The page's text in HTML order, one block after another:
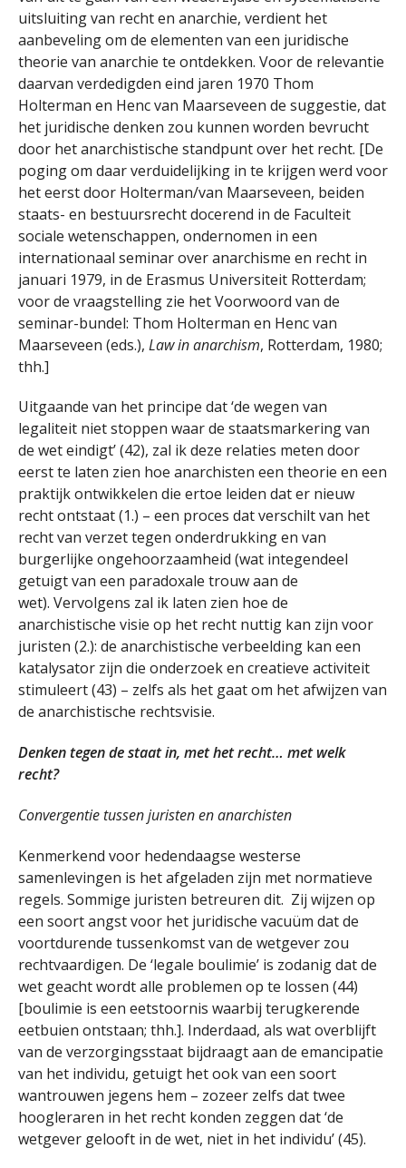
uitsluiting van recht en anarchie, verdient het
aanbeveling om de elementen van een juridische
theorie van anarchie te ontdekken. Voor de relevantie
daarvan verdedigden eind jaren 1970 Thom
Holterman en Henc van Maarseveen de suggestie, dat
het juridische denken zou kunnen worden bevrucht
door het anarchistische standpunt over het recht. [De
poging om daar verduidelijking in te krijgen werd voor
het eerst door Holterman/van Maarseveen, beiden
staats- en bestuursrecht docerend in de Faculteit
sociale wetenschappen, ondernomen in een
internationaal seminar over anarchisme en recht in
januari 1979, in de Erasmus Universiteit Rotterdam;
voor de vraagstelling zie het Voorwoord van de
seminar-bundel: Thom Holterman en Henc van
Maarseveen (eds.), Law in anarchism, Rotterdam, 1980;
thh.]
Uitgaande van het principe dat ‘de wegen van
legaliteit niet stoppen waar de staatsmarkering van
de wet eindigt’ (42), zal ik deze relaties meten door
eerst te laten zien hoe anarchisten een theorie en een
praktijk ontwikkelen die ertoe leiden dat er nieuw
recht ontstaat (1.) – een proces dat verschilt van het
recht van verzet tegen onderdrukking en van
burgerlijke ongehoorzaamheid (wat integendeel
getuigt van een paradoxale trouw aan de
wet). Vervolgens zal ik laten zien hoe de
anarchistische visie op het recht nuttig kan zijn voor
juristen (2.): de anarchistische verbeelding kan een
katalysator zijn die onderzoek en creatieve activiteit
stimuleert (43) – zelfs als het gaat om het afwijzen van
de anarchistische rechtsvisie.
Denken tegen de staat in, met het recht… met welk
recht?
Convergentie tussen juristen en anarchisten
Kenmerkend voor hedendaagse westerse
samenlevingen is het afgeladen zijn met normatieve
regels. Sommige juristen betreuren dit. Zij wijzen op
een soort angst voor het juridische vacuüm dat de
voortdurende tussenkomst van de wetgever zou
rechtvaardigen. De ‘legale boulimie’ is zodanig dat de
wet geacht wordt alle problemen op te lossen (44)
[boulimie is een eetstoornis waarbij terugkerende
eetbuien ontstaan; thh.]. Inderdaad, als wat overblijft
van de verzorgingsstaat bijdraagt ​​aan de emancipatie
van het individu, getuigt het ook van een soort
wantrouwen jegens hem – zozeer zelfs dat twee
hoogleraren in het recht konden zeggen dat ‘de
wetgever gelooft in de wet, niet in het individu’ (45).